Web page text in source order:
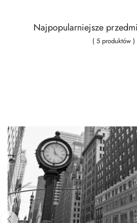
Najpopularniejsze
( 5 produktów )